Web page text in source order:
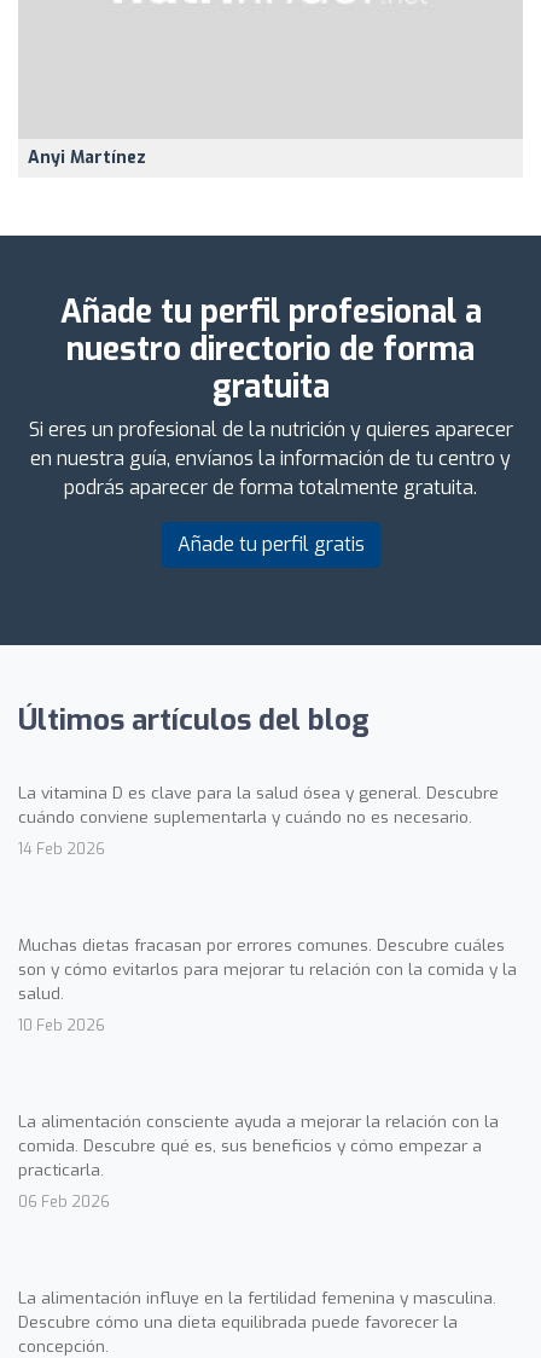
Anyi Martínez
Añade tu perfil profesional a
nuestro directorio de forma
gratuita
Si eres un profesional de la nutrición y quieres aparecer
en nuestra guía, envíanos la información de tu centro y
podrás aparecer de forma totalmente gratuita.
Añade tu perfil gratis
Últimos artículos del blog
La vitamina D es clave para la salud ósea y general. Descubre
cuándo conviene suplementarla y cuándo no es necesario.
14 Feb 2026
Muchas dietas fracasan por errores comunes. Descubre cuáles
son y cómo evitarlos para mejorar tu relación con la comida y la
salud.
10 Feb 2026
La alimentación consciente ayuda a mejorar la relación con la
comida. Descubre qué es, sus beneficios y cómo empezar a
practicarla.
06 Feb 2026
La alimentación influye en la fertilidad femenina y masculina.
Descubre cómo una dieta equilibrada puede favorecer la
concepción.